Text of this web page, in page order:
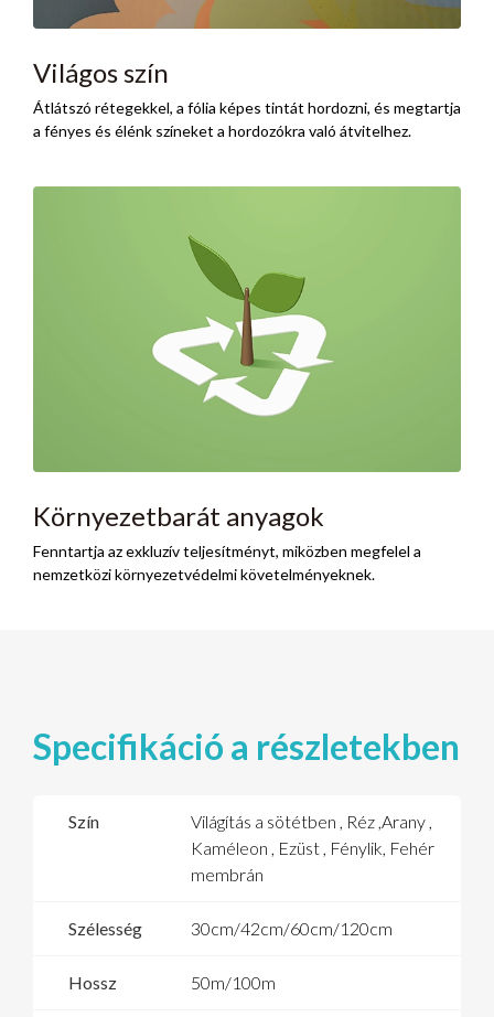
Világos szín
Átlátszó rétegekkel, a fólia képes tintát hordozni, és megtartja
a fényes és élénk színeket a hordozókra való átvitelhez.
Környezetbarát anyagok
Fenntartja az exkluzív teljesítményt, miközben megfelel a
nemzetközi környezetvédelmi követelményeknek.
Specifikáció a részletekben
Szín
Világítás a sötétben , Réz ,Arany ,
Kaméleon , Ezüst , Fénylik, Fehér
membrán
Szélesség 30cm/42cm/60cm/120cm
Hossz 50m/100m